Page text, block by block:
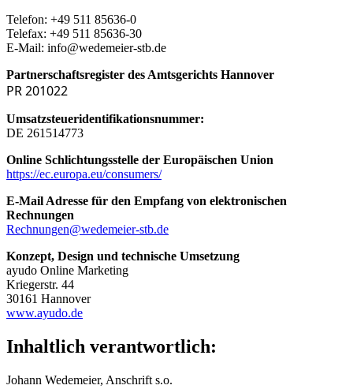
Telefon: +49 511 85636-0
Telefax: +49 511 85636-30
E-Mail: info@wedemeier-stb.de
Partnerschaftsregister des Amtsgerichts Hannover
PR 201022
Umsatzsteueridentifikationsnummer:
DE 261514773
Online Schlichtungsstelle der Europäischen Union
https://ec.europa.eu/consumers/
E-Mail Adresse für den Empfang von elektronischen
Rechnungen
Rechnungen@wedemeier-stb.de
Konzept, Design und technische Umsetzung
ayudo Online Marketing
Kriegerstr. 44
30161 Hannover
www.ayudo.de
Inhaltlich verantwortlich:
Johann Wedemeier, Anschrift s.o.